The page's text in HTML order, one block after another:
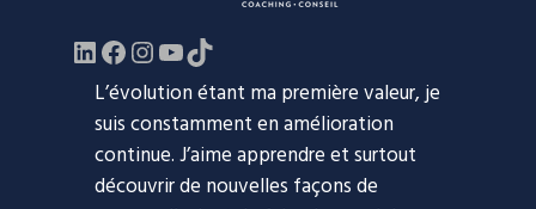
LinkedIn
Facebook
https://www.instagram.com/
YouTube
TikTok
L’évolution étant ma première valeur, je
suis constamment en amélioration
continue. J’aime apprendre et surtout
découvrir de nouvelles façons de